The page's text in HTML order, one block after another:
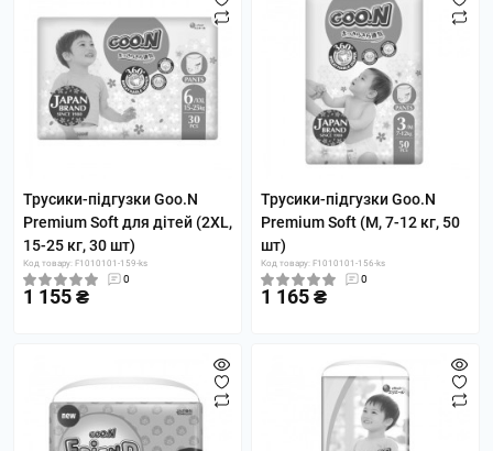
Трусики-підгузки Goo.N
Premium Soft для дітей (2XL,
15-25 кг, 30 шт)
Код товару: F1010101-159-ks
0
1 155 ₴
Трусики-підгузки Goo.N
Premium Soft (M, 7-12 кг, 50
шт)
Код товару: F1010101-156-ks
0
1 165 ₴